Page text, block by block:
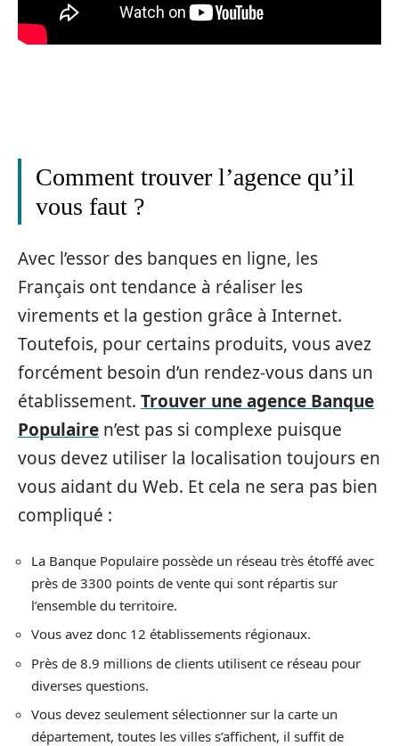
Comment trouver l’agence qu’il
vous faut ?
Avec l’essor des banques en ligne, les
Français ont tendance à réaliser les
virements et la gestion grâce à Internet.
Toutefois, pour certains produits, vous avez
forcément besoin d’un rendez-vous dans un
établissement. Trouver une agence Banque
Populaire n’est pas si complexe puisque
vous devez utiliser la localisation toujours en
vous aidant du Web. Et cela ne sera pas bien
compliqué :
La Banque Populaire possède un réseau très étoffé avec
près de 3300 points de vente qui sont répartis sur
l’ensemble du territoire.
Vous avez donc 12 établissements régionaux.
Près de 8.9 millions de clients utilisent ce réseau pour
diverses questions.
Vous devez seulement sélectionner sur la carte un
département, toutes les villes s’affichent, il suffit de